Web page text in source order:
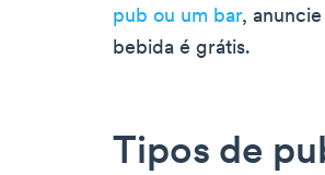
pub ou um bar,
bebida é grátis.
Tipos de